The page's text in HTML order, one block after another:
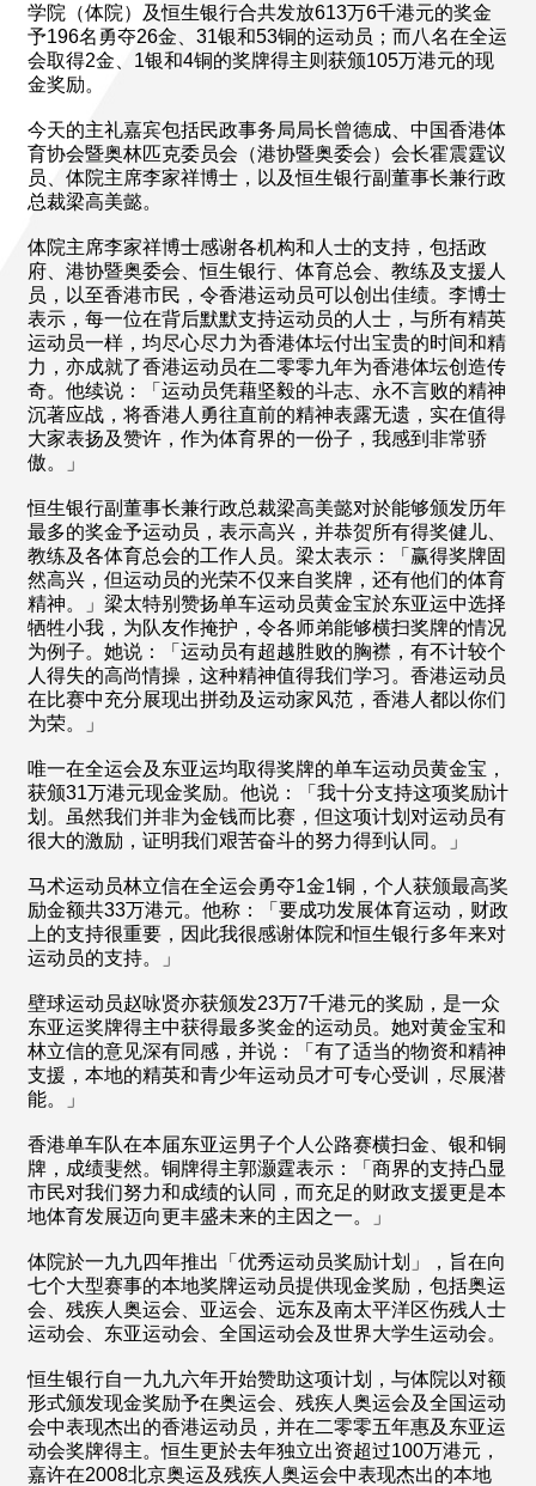
学院（体院）及恒生银行合共发放613万6千港元的奖金
予196名勇夺26金、31银和53铜的运动员；而八名在全运
会取得2金、1银和4铜的奖牌得主则获颁105万港元的现
金奖励。
今天的主礼嘉宾包括民政事务局局长曾德成、中国香港体
育协会暨奥林匹克委员会（港协暨奥委会）会长霍震霆议
员、体院主席李家祥博士，以及恒生银行副董事长兼行政
总裁梁高美懿。
体院主席李家祥博士感谢各机构和人士的支持，包括政
府、港协暨奥委会、恒生银行、体育总会、教练及支援人
员，以至香港市民，令香港运动员可以创出佳绩。李博士
表示，每一位在背后默默支持运动员的人士，与所有精英
运动员一样，均尽心尽力为香港体坛付出宝贵的时间和精
力，亦成就了香港运动员在二零零九年为香港体坛创造传
奇。他续说：「运动员凭藉坚毅的斗志、永不言败的精神
沉著应战，将香港人勇往直前的精神表露无遗，实在值得
大家表扬及赞许，作为体育界的一份子，我感到非常骄
傲。」
恒生银行副董事长兼行政总裁梁高美懿对於能够颁发历年
最多的奖金予运动员，表示高兴，并恭贺所有得奖健儿、
教练及各体育总会的工作人员。梁太表示：「赢得奖牌固
然高兴，但运动员的光荣不仅来自奖牌，还有他们的体育
精神。」梁太特别赞扬单车运动员黄金宝於东亚运中选择
牺牲小我，为队友作掩护，令各师弟能够横扫奖牌的情况
为例子。她说：「运动员有超越胜败的胸襟，有不计较个
人得失的高尚情操，这种精神值得我们学习。香港运动员
在比赛中充分展现出拼劲及运动家风范，香港人都以你们
为荣。」
唯一在全运会及东亚运均取得奖牌的单车运动员黄金宝，
获颁31万港元现金奖励。他说：「我十分支持这项奖励计
划。虽然我们并非为金钱而比赛，但这项计划对运动员有
很大的激励，证明我们艰苦奋斗的努力得到认同。」
马术运动员林立信在全运会勇夺1金1铜，个人获颁最高奖
励金额共33万港元。他称：「要成功发展体育运动，财政
上的支持很重要，因此我很感谢体院和恒生银行多年来对
运动员的支持。」
壁球运动员赵咏贤亦获颁发23万7千港元的奖励，是一众
东亚运奖牌得主中获得最多奖金的运动员。她对黄金宝和
林立信的意见深有同感，并说：「有了适当的物资和精神
支援，本地的精英和青少年运动员才可专心受训，尽展潜
能。」
香港单车队在本届东亚运男子个人公路赛横扫金、银和铜
牌，成绩斐然。铜牌得主郭灏霆表示：「商界的支持凸显
市民对我们努力和成绩的认同，而充足的财政支援更是本
地体育发展迈向更丰盛未来的主因之一。」
体院於一九九四年推出「优秀运动员奖励计划」，旨在向
七个大型赛事的本地奖牌运动员提供现金奖励，包括奥运
会、残疾人奥运会、亚运会、远东及南太平洋区伤残人士
运动会、东亚运动会、全国运动会及世界大学生运动会。
恒生银行自一九九六年开始赞助这项计划，与体院以对额
形式颁发现金奖励予在奥运会、残疾人奥运会及全国运动
会中表现杰出的香港运动员，并在二零零五年惠及东亚运
动会奖牌得主。恒生更於去年独立出资超过100万港元，
嘉许在2008北京奥运及残疾人奥运会中表现杰出的本地